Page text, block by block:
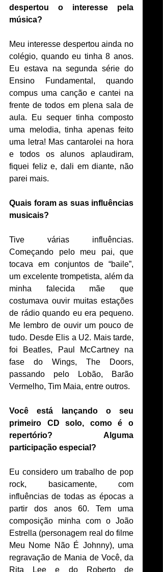
despertou o interesse pela
música?
Meu interesse despertou ainda no
colégio, quando eu tinha 8 anos.
Eu estava na segunda série do
Ensino Fundamental, quando
compus uma canção e cantei na
frente de todos em plena sala de
aula. Eu sequer tinha composto
uma melodia, tinha apenas feito
uma letra! Mas cantarolei na hora
e todos os alunos aplaudiram,
fiquei feliz e, dali em diante, não
parei mais.
Quais foram as suas influências
musicais?
Tive várias influências.
Começando pelo meu pai, que
tocava em conjuntos de “baile”,
um excelente trompetista, além da
minha falecida mãe que
costumava ouvir muitas estações
de rádio quando eu era pequeno.
Me lembro de ouvir um pouco de
tudo. Desde Elis a U2. Mais tarde,
foi Beatles, Paul McCartney na
fase do Wings, The Doors,
passando pelo Lobão, Barão
Vermelho, Tim Maia, entre outros.
Você está lançando o seu
primeiro CD solo, como é o
repertório? Alguma
participação especial?
Eu considero um trabalho de pop
rock, basicamente, com
influências de todas as épocas a
partir dos anos 60. Tem uma
composição minha com o João
Estrella (personagem real do filme
Meu Nome Não É Johnny), uma
regravação de Mania de Você, da
Rita Lee e do Roberto de